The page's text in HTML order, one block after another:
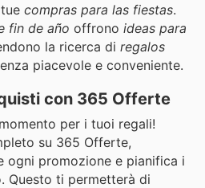
compras para las fiestas.
fin de año offrono ideas para
la ricerca di regalos
piacevole e conveniente.
con 365 Offerte
per i tuoi regali!
su 365 Offerte,
ogni promozione e pianifica i
Questo ti permetterà di